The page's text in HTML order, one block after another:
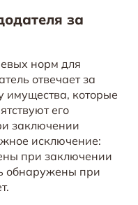
за
норм для
отвечает за
имущества, которые
его
заключении
исключение:
при заключении
обнаружены при